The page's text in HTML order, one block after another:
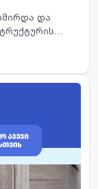
და
თქმა უნდა,